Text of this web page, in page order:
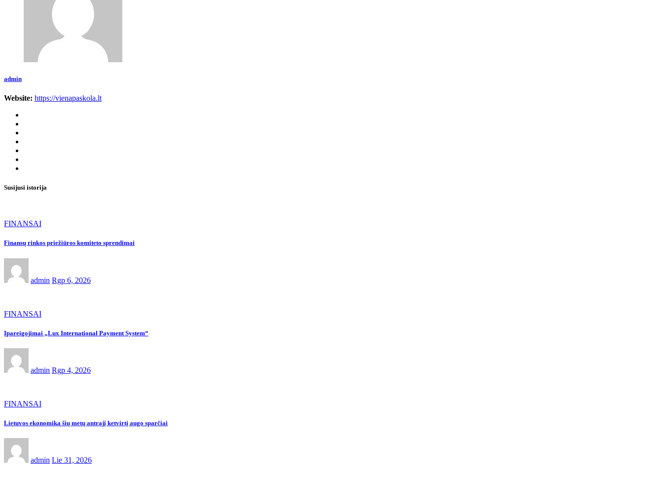
admin
Website: https://vienapaskola.lt
Susijusi istorija
FINANSAI
Finansų rinkos priežiūros komiteto sprendimai
admin Rgp 6, 2026
FINANSAI
Įpareigojimai „Lux International Payment System“
admin Rgp 4, 2026
FINANSAI
Lietuvos ekonomika šių metų antrąjį ketvirtį augo sparčiai
admin Lie 31, 2026